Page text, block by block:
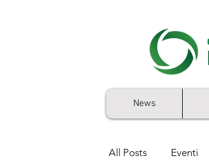
News
All Posts Eventi